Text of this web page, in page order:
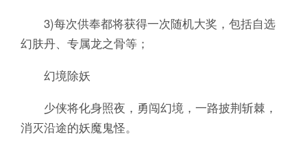
3)每次供奉都将获得一次随机大奖，包括自选
幻肤丹、专属龙之骨等；
幻境除妖
少侠将化身照夜，勇闯幻境，一路披荆斩棘，
消灭沿途的妖魔鬼怪。